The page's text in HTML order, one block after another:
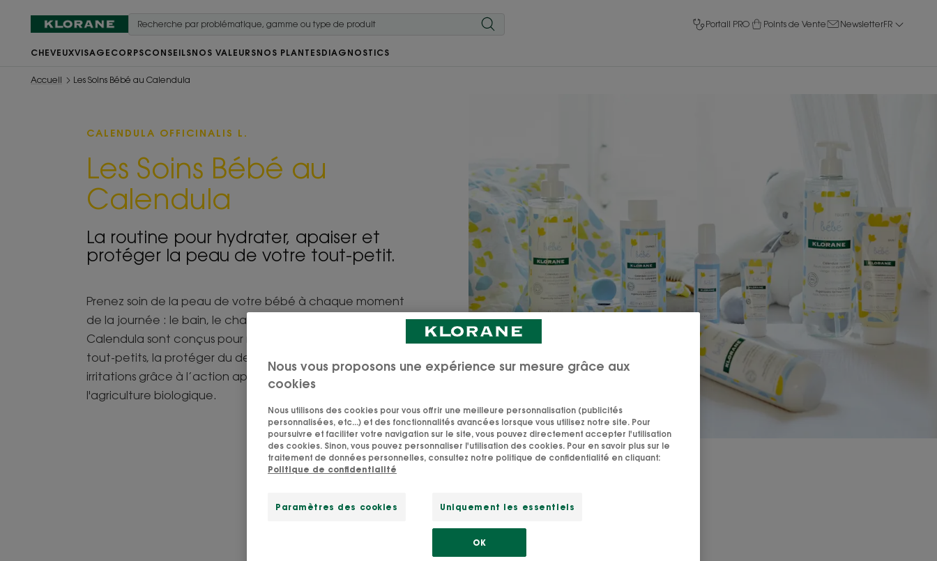
Portail PRO Points de Vente NewsletterFR
CHEVEUXVISAGE CORPSCONSEILSNOS VALEURSNOS PLANTESDIAGNOSTICS
Accueil Les Soins Bébé au Calendula
CALENDULA OFFICINALIS L.
Les Soins Bébé au
Calendula
La routine pour hydrater, apaiser et
protéger la peau de votre tout-petit.
Prenez soin de la peau de votre bébé à chaque moment
de la journée : le bain, le change et la toilette. Les soins au
Calendula sont conçus pour respecter la peau fragile des
tout-petits, la protéger du dessèchement et calmer les
irritations grâce à l’action apaisante du Calendula issu de
l'agriculture biologique.
Nous vous proposons une expérience sur mesure grâce aux
cookies
Nous utilisons des cookies pour vous offrir une meilleure personnalisation (publicités
personnalisées, etc...) et des fonctionnalités avancées lorsque vous utilisez notre site. Pour
poursuivre et faciliter votre navigation sur le site, vous pouvez directement accepter l'utilisation
des cookies. Sinon, vous pouvez personnaliser l'utilisation des cookies. Pour en savoir plus sur le
traitement de données personnelles, consultez notre politique de confidentialité en cliquant:
Politique de confidentialité
Paramètres des cookies Uniquement les essentiels
OK